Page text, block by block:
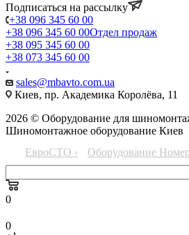
Подписаться на рассылку
+38 096 345 60 00
+38 096 345 60 00Отдел продаж
+38 095 345 60 00
+38 073 345 60 00
sales@mbavto.com.ua
Киев, пр. Академика Королёва, 11
2026 © Оборудование для
Шиномонтажное оборудование Киев
ЕвроСТО ›
Оборудование
0
0